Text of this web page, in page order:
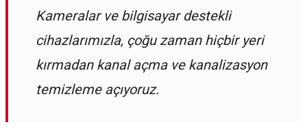
Kameralar ve bilgisayar destekli
cihazlarımızla, çoğu zaman hiçbir yeri
kırmadan kanal açma ve kanalizasyon
temizleme açıyoruz.